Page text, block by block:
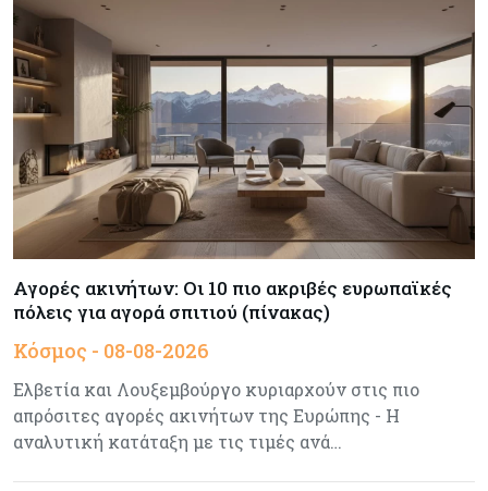
Από τα €150,6 εκατ. στα €112 εκατ. οι κρατικές
πιστώσεις για έρευνα στην Κύπρο
Κόσμος 07-08-2026
Παγκόσμιος συναγερμός για τις τιμές των
τροφίμων
Κύπρος 07-08-2026
Οι τιμές καθορίζουν την επιλογή παρόχου
34.787 νέες εγγραφές οχημάτων στο επτάμηνο
- Άνοδος 11,5% σε σχέση με πέρσι
Κόσμος
ΕΚΤ: Αιφνιδιάστηκε από την πώληση ευρώ από
Αγορές ακινήτων: Οι 10 πιο ακριβές ευρωπαϊκές
πόλεις για αγορά σπιτιού (πίνακας)
Κόσμος - 08-08-2026
Ελβετία και Λουξεμβούργο κυριαρχούν στις πιο
απρόσιτες αγορές ακινήτων της Ευρώπης - Η
αναλυτική κατάταξη με τις τιμές ανά…